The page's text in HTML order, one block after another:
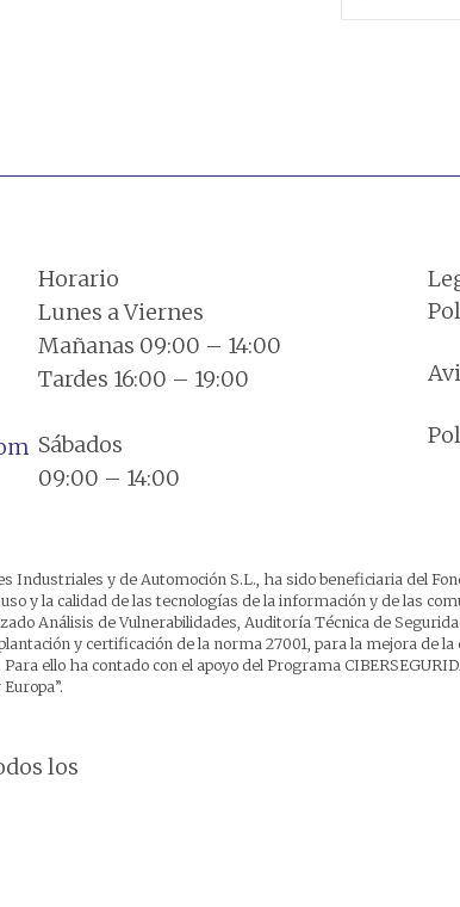
Horario
Lunes a Viernes
Mañanas 09:00 – 14:00
Tardes 16:00 – 19:00
Sábados
09:00 – 14:00
Industriales y de Automoción S.L., ha sido beneficiaria del
y la calidad de las tecnologías de la información y de las
Análisis de Vulnerabilidades, Auditoría Técnica de
y certificación de la norma 27001, para la mejora de
ello ha contado con el apoyo del Programa
los